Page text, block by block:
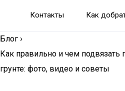
Контакты Как
Блог ›
Как правильно и чем
грунте: фото, видео и советы